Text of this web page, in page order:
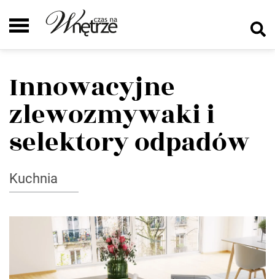
Innowacyjne
zlewozmywaki i
selektory odpadów
Kuchnia